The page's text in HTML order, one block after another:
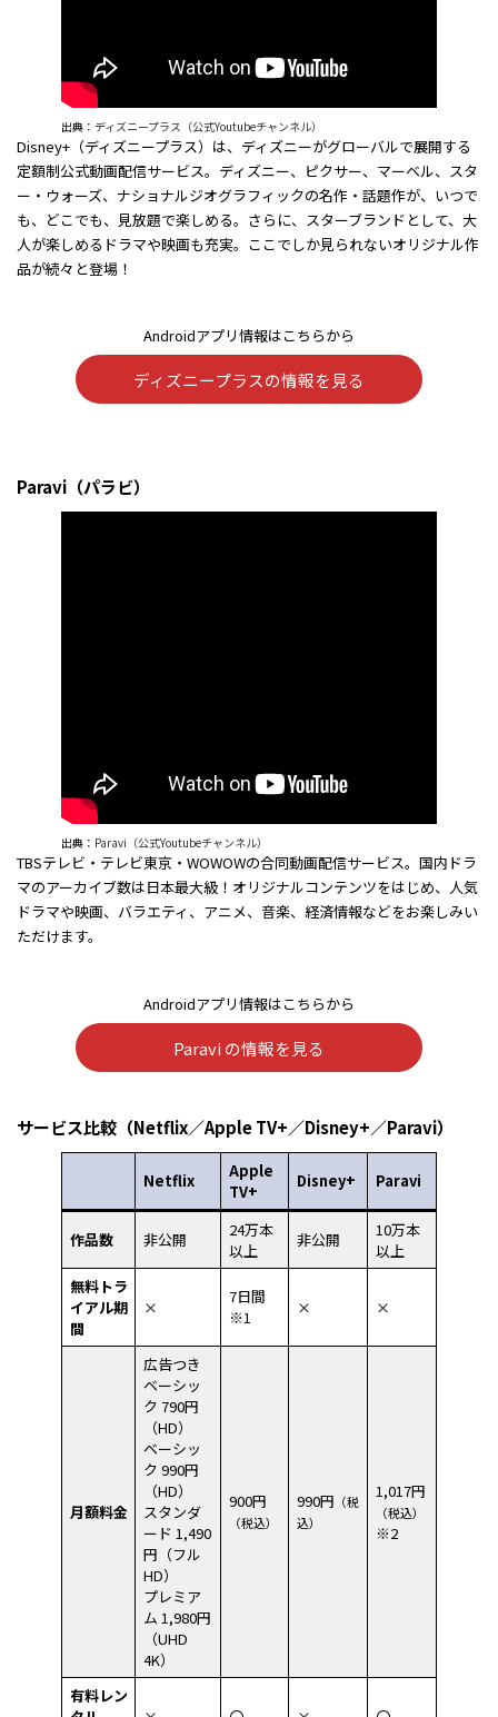
出典： ディズニープラス（公式Youtubeチャンネル）
Disney+（ディズニープラス）は、ディズニーがグローバルで展開する
定額制公式動画配信サービス。ディズニー、ピクサー、マーベル、スタ
ー・ウォーズ、ナショナルジオグラフィックの名作・話題作が、いつで
も、どこでも、見放題で楽しめる。さらに、スターブランドとして、大
人が楽しめるドラマや映画も充実。ここでしか見られないオリジナル作
品が続々と登場！​
Androidアプリ情報はこちらから
ディズニープラスの情報を見る
Paravi（パラビ）
出典： Paravi（公式Youtubeチャンネル）
TBSテレビ・テレビ東京・WOWOWの合同動画配信サービス。国内ドラ
マのアーカイブ数は日本最大級！オリジナルコンテンツをはじめ、人気
ドラマや映画、バラエティ、アニメ、音楽、経済情報などをお楽しみい
ただけます。
Androidアプリ情報はこちらから
Paravi の情報を見る
サービス比較（Netflix／Apple TV+／Disney+／Paravi）
Netflix
Apple
TV+
Disney+ Paravi
作品数 非公開
24万本
以上
非公開
10万本
以上
無料トラ
イアル期
間
×
7日間
※1
× ×
月額料金
広告つき
ベーシッ
ク 790円
（HD）
ベーシッ
ク 990円
（HD）
スタンダ
ード 1,490
円（フル
HD）
プレミア
ム 1,980円
（UHD
4K）
900円
（税込）
990円 （税
込）
1,017円
（税込）
※2
有料レン